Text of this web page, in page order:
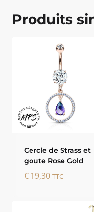
Produits
Cercle de Strass et
goute Rose Gold
€19,30 TTC